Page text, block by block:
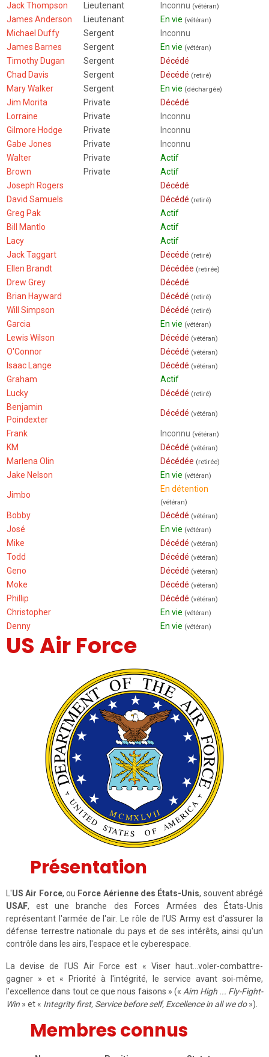
Jack Thompson
Lieutenant Inconnu (vétéran)
James Anderson Lieutenant En vie (vétéran)
Michael Duffy Sergent
Inconnu
James Barnes
Sergent En vie (vétéran)
Timothy Dugan Sergent
Décédé
Chad Davis
Sergent Décédé (retiré)
Mary Walker Sergent En vie (déchargée)
Jim Morita Private
Décédé
Lorraine
Private
Inconnu
Gilmore Hodge
Private
Inconnu
Gabe Jones
Private
Inconnu
Walter
Private
Actif
Brown
Private
Actif
Joseph Rogers
Décédé
David Samuels
Décédé (retiré)
Greg Pak
Actif
Bill Mantlo
Actif
Lacy
Actif
Jack Taggart
Décédé (retiré)
Ellen Brandt Décédée (retirée)
Drew Grey
Décédé
Brian Hayward
Décédé (retiré)
Will Simpson Décédé (retiré)
Garcia En vie (vétéran)
Lewis Wilson Décédé (vétéran)
O'Connor Décédé (vétéran)
Isaac Lange Décédé (vétéran)
Graham
Actif
Lucky
Décédé (retiré)
Benjamin
Poindexter
Décédé (vétéran)
Frank Inconnu (vétéran)
KM Décédé (vétéran)
Marlena Olin Décédée (retirée)
Jake Nelson En vie (vétéran)
Jimbo
En détention
(vétéran)
Bobby Décédé (vétéran)
José En vie (vétéran)
Mike Décédé (vétéran)
Todd Décédé (vétéran)
Geno Décédé (vétéran)
Moke Décédé (vétéran)
Phillip Décédé (vétéran)
Christopher En vie (vétéran)
Denny En vie (vétéran)
US Air Force
Présentation
L'US Air Force, ou Force Aérienne des États-Unis, souvent abrégé
USAF, est une branche des Forces Armées des États-Unis
représentant l'armée de l'air. Le rôle de l'US Army est d'assurer la
défense terrestre nationale du pays et de ses intérêts, ainsi qu'un
contrôle dans les airs, l'espace et le cyberespace.
La devise de l'US Air Force est « Viser haut...voler-combattre-
gagner » et « Priorité à l'intégrité, le service avant soi-même,
l'excellence dans tout ce que nous faisons » («Aim High ... Fly-Fight-
Win » et « Integrity first, Service before self, Excellence in all we do»).
Membres connus